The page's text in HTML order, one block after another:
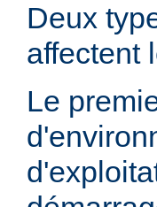
Deux
affectent
Le